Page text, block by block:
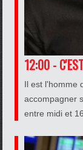
12:00 -
Il est l'homme
accompagner
entre midi et